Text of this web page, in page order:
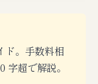
ド。手数料相
字超で解説。